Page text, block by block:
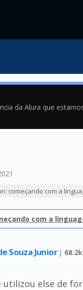
da Alura que
começando com a
com a
Souza Junior | 68.2k
else de